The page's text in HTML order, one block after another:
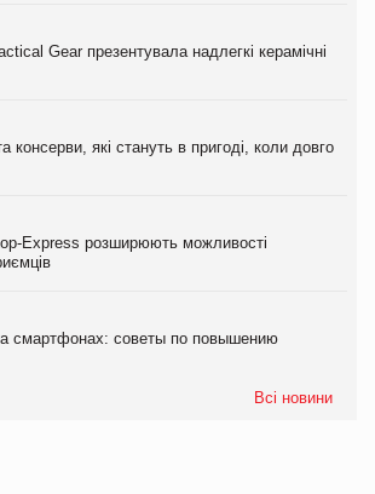
Gear презентувала надлегкі керамічні
консерви, які стануть в пригоді, коли довго
Express розширюють можливості
смартфонах: советы по повышению
Всі новини